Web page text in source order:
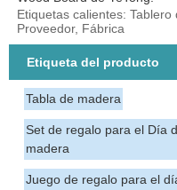
Etiquetas calientes:
Proveedor, Fábrica
Etiqueta del producto
Tabla de madera
Set de regalo para el Día
madera
Juego de regalo para el